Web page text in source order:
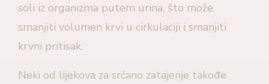
soli iz organizma putem urina, što može
smanjiti volumen krvi u cirkulaciji i smanjiti
krvni pritisak.
Neki od lijekova za srčano zatajenje takođe